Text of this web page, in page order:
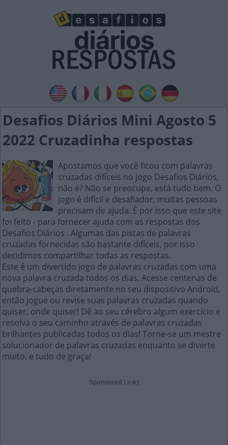
Desafios Diários Mini Agosto 5
2022 Cruzadinha respostas
Apostamos que você ficou com palavras
cruzadas difíceis no jogo Desafios Diários,
não é? Não se preocupe, está tudo bem. O
jogo é difícil e desafiador, muitas pessoas
precisam de ajuda. É por isso que este site
foi feito - para fornecer ajuda com as respostas dos
Desafios Diários . Algumas das pistas de palavras
cruzadas fornecidas são bastante difíceis, por isso
decidimos compartilhar todas as respostas.
Este é um divertido jogo de palavras cruzadas com uma
nova palavra cruzada todos os dias. Acesse centenas de
quebra-cabeças diretamente no seu dispositivo Android,
então jogue ou revise suas palavras cruzadas quando
quiser, onde quiser! Dê ao seu cérebro algum exercício e
resolva o seu caminho através de palavras cruzadas
brilhantes publicadas todos os dias! Torne-se um mestre
solucionador de palavras cruzadas enquanto se diverte
muito, e tudo de graça!